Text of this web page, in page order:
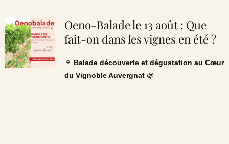
Oeno-Balade le 13 août : Que
fait-on dans les vignes en été ?
🍷 Balade découverte et dégustation au Cœur
du Vignoble Auvergnat🌿